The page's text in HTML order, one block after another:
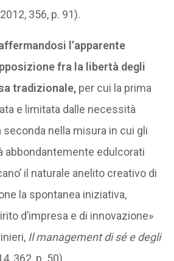
356, p. 91).
l’apparente
fra la libertà degli
tradizionale,per cui la prima
e limitata dalle necessità
nella misura in cui gli
abbondantemente edulcorati
il naturale anelito creativo di
la spontanea iniziativa,
d’impresa e di innovazione»
Il management di sé e degli
362, p. 50).